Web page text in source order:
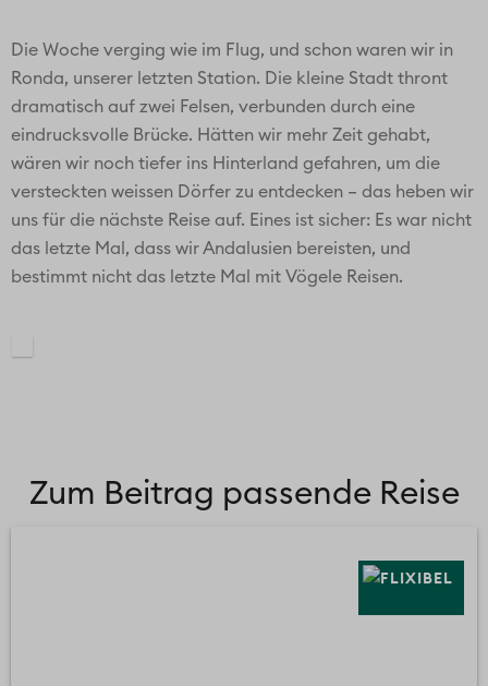
Die Woche verging wie im Flug, und schon waren wir in
Ronda, unserer letzten Station. Die kleine Stadt thront
dramatisch auf zwei Felsen, verbunden durch eine
eindrucksvolle Brücke. Hätten wir mehr Zeit gehabt,
wären wir noch tiefer ins Hinterland gefahren, um die
versteckten weissen Dörfer zu entdecken – das heben wir
uns für die nächste Reise auf. Eines ist sicher: Es war nicht
das letzte Mal, dass wir Andalusien bereisten, und
bestimmt nicht das letzte Mal mit Vögele Reisen.
Zum Beitrag passende Reise